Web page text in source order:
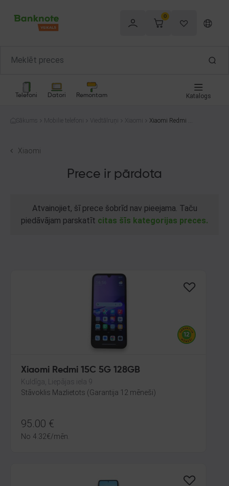
0
Telefoni Datori Remontam Katalogs
Sākums Mobilie telefoni Viedtālruņi Xiaomi
Xiaomi Redmi N
Xiaomi
Prece ir pārdota
Atvainojiet, šī prece šobrīd nav pieejama. Taču
piedāvājam parskatīt citas šīs kategorijas preces.
Xiaomi Redmi 15C 5G 128GB
Kuldīga, Liepājas iela 9
Stāvoklis Mazlietots (Garantija 12 mēneši)
95.00 €
No 4.32€/mēn.